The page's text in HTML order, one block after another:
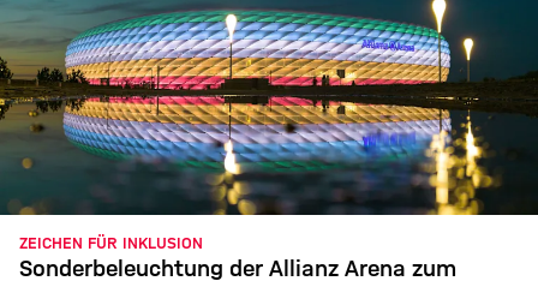
ZEICHEN FÜR INKLUSION
Sonderbeleuchtung der Allianz Arena zum